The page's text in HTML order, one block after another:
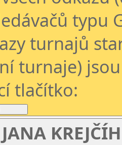
typu
turnajů
turnaje)
tlačítko: